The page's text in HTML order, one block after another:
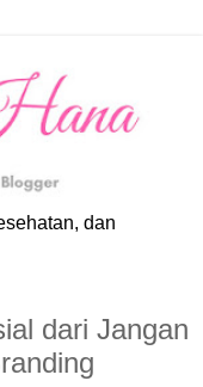
dan
dari Jangan